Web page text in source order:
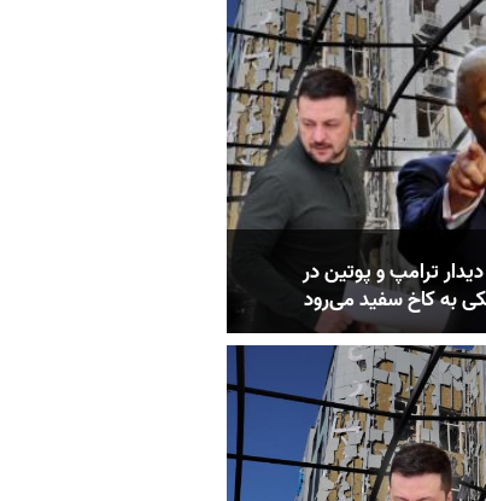
ترامپ و پوتین در
به کاخ سفید می‌رود